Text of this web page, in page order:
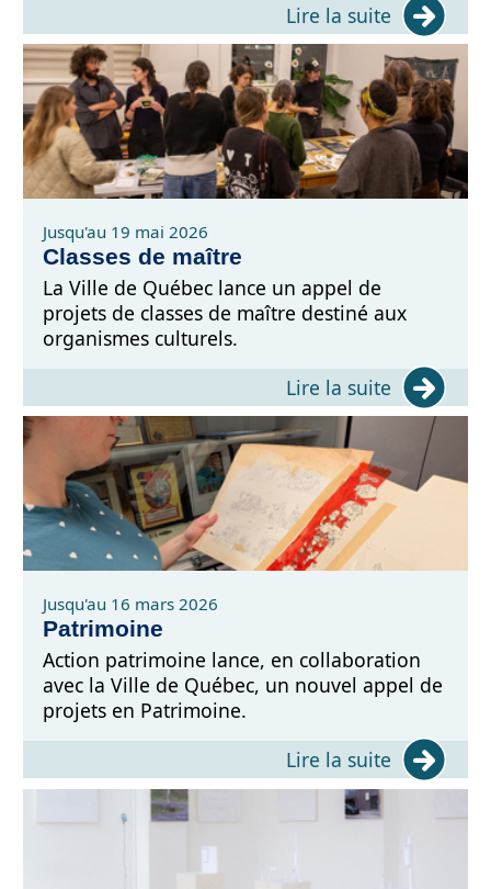
Lire la suite
Jusqu'au 19 mai 2026
Classes de maître
La Ville de Québec lance un appel de
projets de classes de maître destiné aux
organismes culturels.
Lire la suite
Jusqu'au 16 mars 2026
Patrimoine
Action patrimoine lance, en collaboration
avec la Ville de Québec, un nouvel appel de
projets en Patrimoine.
Lire la suite